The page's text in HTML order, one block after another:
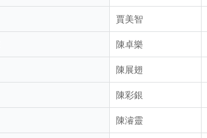
賈美智
陳卓樂
陳展翅
陳彩銀
陳濬靈